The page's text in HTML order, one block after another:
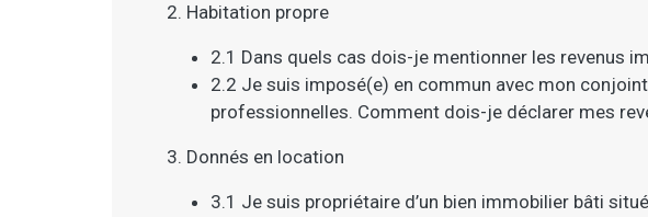
2. Habitation propre
2.1 Dans quels cas dois-je mentionner les revenus
2.2 Je suis imposé(e) en commun avec mon
professionnelles. Comment dois-je déclarer mes
3. Donnés en location
3.1 Je suis propriétaire d’un bien immobilier bâti